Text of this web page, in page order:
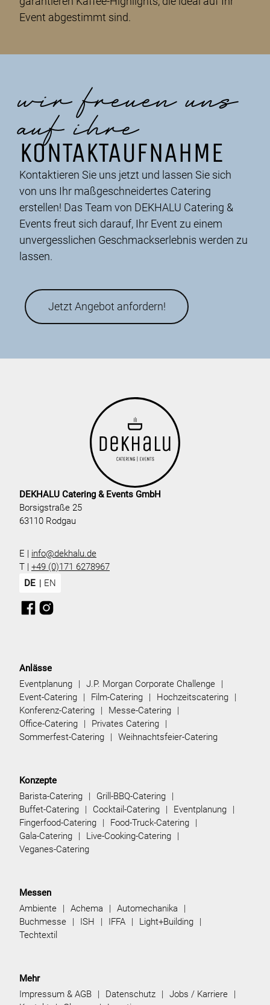
Event abgestimmt sind.
wir freuen uns
auf ihre
KONTAKTAUFNAHME
Kontaktieren Sie uns jetzt und lassen Sie sich
von uns Ihr maßgeschneidertes Catering
erstellen! Das Team von DEKHALU Catering &
Events freut sich darauf, Ihr Event zu einem
unvergesslichen Geschmackserlebnis werden zu
lassen.
Jetzt Angebot anfordern!
DEKHALU Catering & Events GmbH
Borsigstraße 25
63110 Rodgau
E | info@dekhalu.de
T | +49 (0)171 6278967
DE
EN
Anlässe
Eventplanung
J.P. Morgan Corporate Challenge
Event-Catering
Film-Catering
Hochzeitscatering
Konferenz-Catering
Messe-Catering
Office-Catering
Privates Catering
Sommerfest-Catering
Weihnachtsfeier-Catering
Konzepte
Barista-Catering
Grill-BBQ-Catering
Buffet-Catering
Cocktail-Catering
Eventplanung
Fingerfood-Catering
Food-Truck-Catering
Gala-Catering
Live-Cooking-Catering
Veganes-Catering
Messen
Ambiente
Achema
Automechanika
Buchmesse
ISH IFFA
Light+Building
Techtextil
Mehr
Impressum & AGB
Datenschutz
Jobs / Karriere